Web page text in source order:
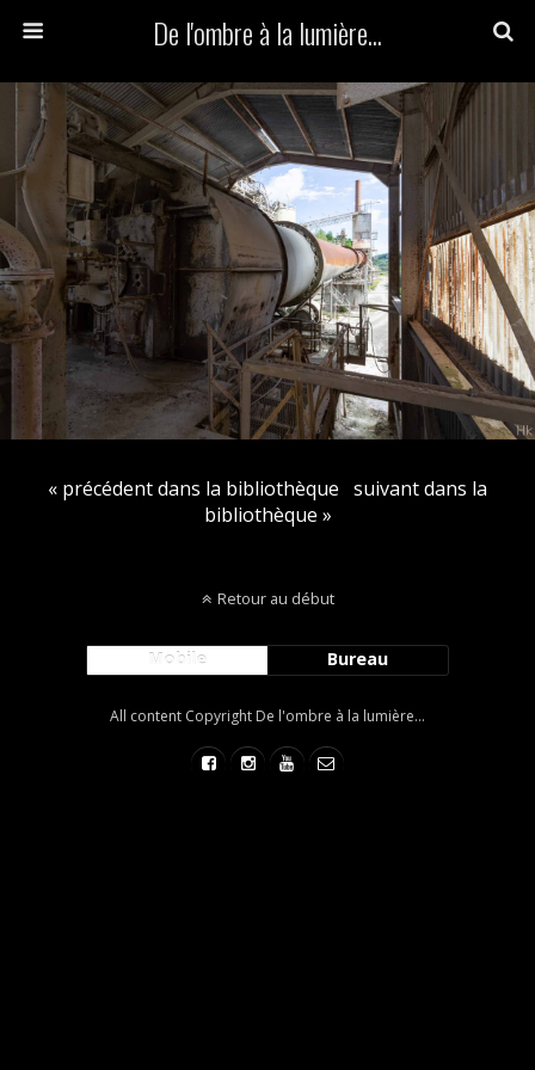
De l'ombre à la lumière...
« précédent dans la bibliothèque suivant dans la
bibliothèque »
Retour au début
Mobile Bureau
All content Copyright De l'ombre à la lumière...